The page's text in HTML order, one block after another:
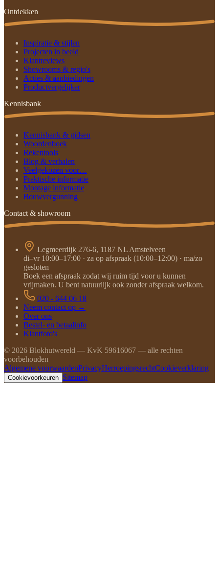
Ontdekken
Inspiratie & stijlen
Projecten in beeld
Klantreviews
Showrooms & regio's
Acties & aanbiedingen
Productvergelijker
Kennisbank
Kennisbank & gidsen
Woordenboek
Rekentools
Blog & verhalen
Veelgekozen voor…
Praktische informatie
Montage informatie
Bouwvergunning
Contact & showroom
Legmeerdijk 276-6, 1187 NL Amstelveen
di–vr 10:00–17:00 · za op afspraak (10:00–12:00) · ma/zo
gesloten
Boek een afspraak zodat wij ruim tijd voor u kunnen
vrijmaken. U bent natuurlijk ook zonder afspraak welkom.
020 - 644 06 18
Neem contact op →
Over ons
Bestel- en betaalinfo
Klantfoto's
© 2026 Blokhutwereld — KvK 59616067 — alle rechten
voorbehouden
Algemene voorwaardenPrivacyHerroepingsrechtCookieverklaring
Cookievoorkeuren Sitemap